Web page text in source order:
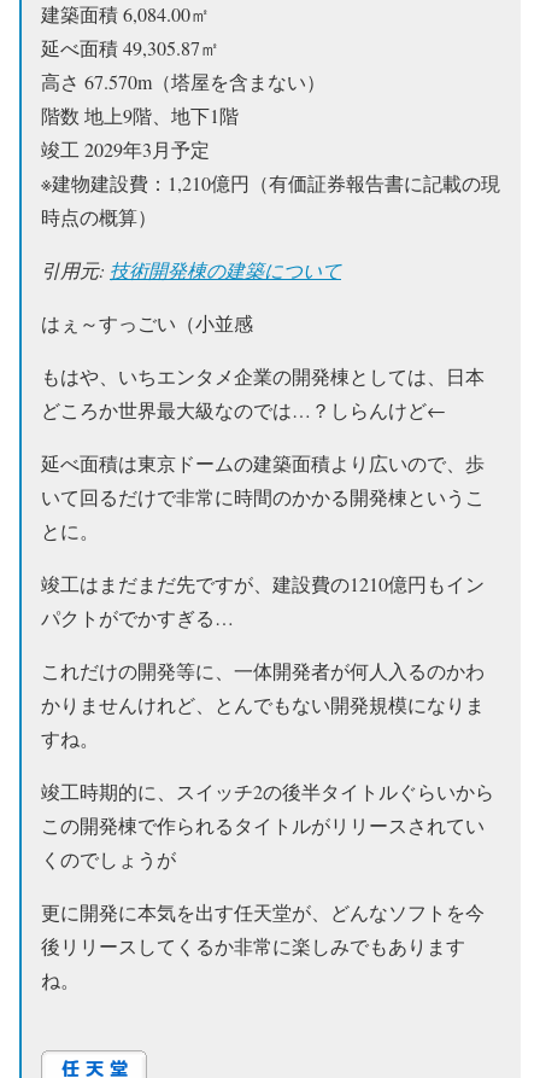
建築面積 6,084.00㎡
延べ面積 49,305.87㎡
高さ 67.570m（塔屋を含まない）
階数 地上9階、地下1階
竣工 2029年3月予定
※建物建設費：1,210億円（有価証券報告書に記載の現
時点の概算）
引用元: 技術開発棟の建築について
はぇ～すっごい（小並感
もはや、いちエンタメ企業の開発棟としては、日本
どころか世界最大級なのでは…？しらんけど←
延べ面積は東京ドームの建築面積より広いので、歩
いて回るだけで非常に時間のかかる開発棟というこ
とに。
竣工はまだまだ先ですが、建設費の1210億円もイン
パクトがでかすぎる…
これだけの開発等に、一体開発者が何人入るのかわ
かりませんけれど、とんでもない開発規模になりま
すね。
竣工時期的に、スイッチ2の後半タイトルぐらいから
この開発棟で作られるタイトルがリリースされてい
くのでしょうが
更に開発に本気を出す任天堂が、どんなソフトを今
後リリースしてくるか非常に楽しみでもあります
ね。